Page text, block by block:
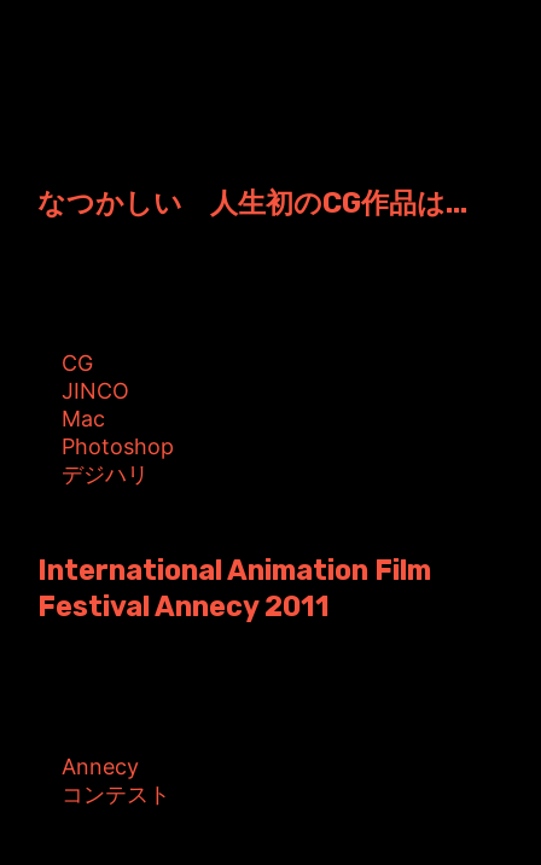
なつかしい 人生初のCG作品は...
CG
JINCO
Mac
Photoshop
デジハリ
International Animation Film
Festival Annecy 2011
Annecy
コンテスト